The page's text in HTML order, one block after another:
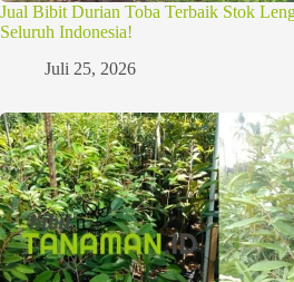
Jual Bibit Durian Toba Terbaik Stok
Seluruh Indonesia!
Juli 25, 2026